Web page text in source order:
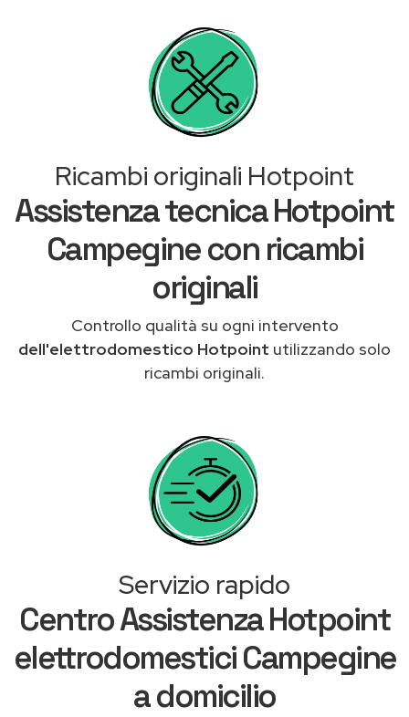
Ricambi originali Hotpoint
Assistenza tecnica Hotpoint
Campegine con ricambi
originali
Controllo qualità su ogni intervento
dell'elettrodomestico Hotpoint utilizzando solo
ricambi originali.
Servizio rapido
Centro Assistenza Hotpoint
elettrodomestici Campegine
a domicilio